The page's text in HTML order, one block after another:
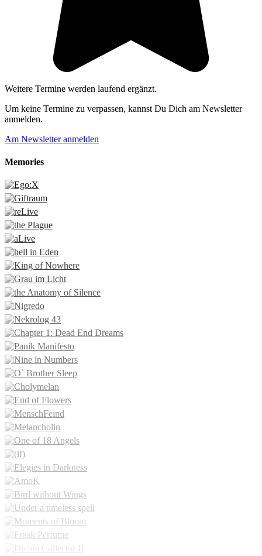
Weitere Termine werden laufend ergänzt.
Um keine Termine zu verpassen, kannst Du Dich am Newsletter
anmelden.
Am Newsletter anmelden
Memories